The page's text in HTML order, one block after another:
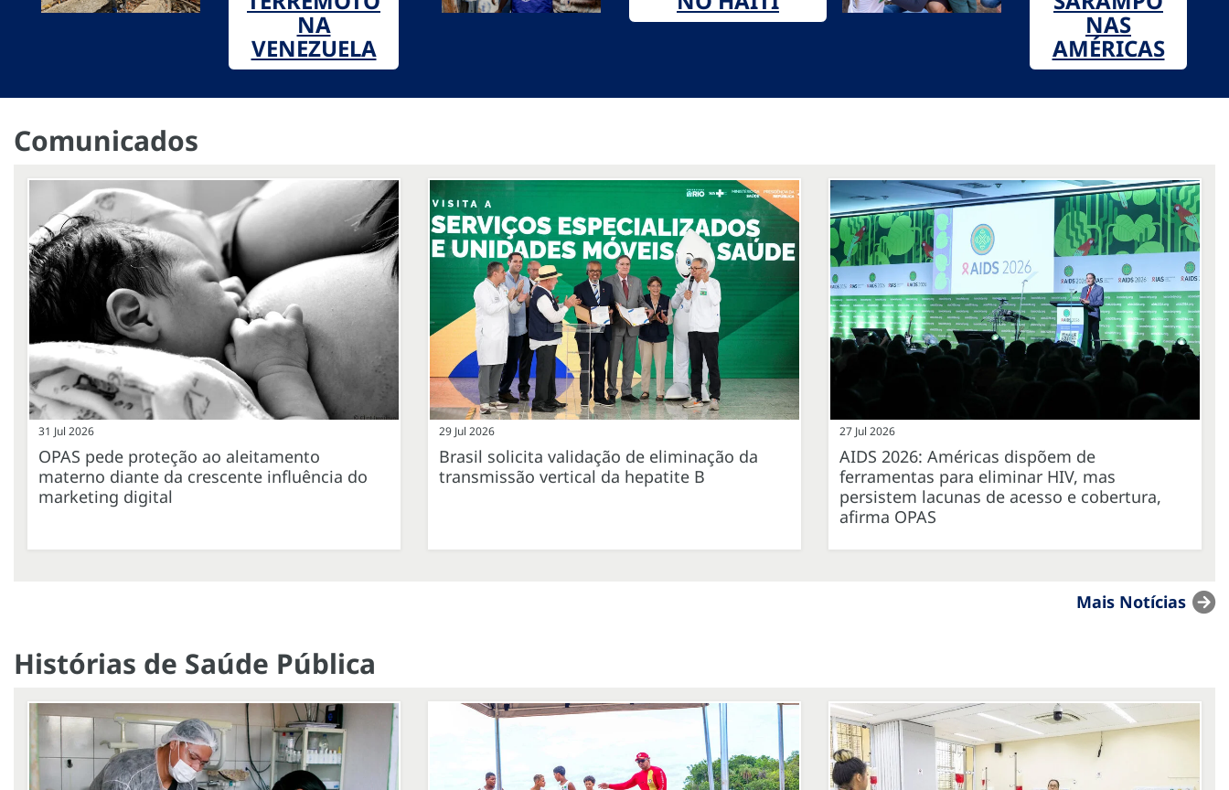
NA
VENEZUELA
NAS
AMÉRICAS
Comunicados
31 Jul 2026
OPAS pede proteção ao aleitamento
materno diante da crescente influência do
marketing digital
29 Jul 2026
Brasil solicita validação de eliminação da
transmissão vertical da hepatite B
27 Jul 2026
AIDS 2026: Américas dispõem de
ferramentas para eliminar HIV, mas
persistem lacunas de acesso e cobertura,
afirma OPAS
Mais Notícias
Histórias de Saúde Pública